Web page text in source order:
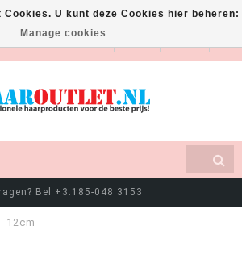
EUR
Bel +3.185-048 3153
12cm
Cookies. U kunt deze Cookies hier beheren:
Manage cookies